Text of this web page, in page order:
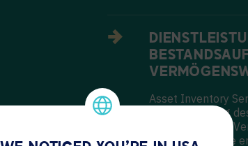
Asset Inventory
Nachverfolgung
Anlagen, Möbel,
Vermögenswerte